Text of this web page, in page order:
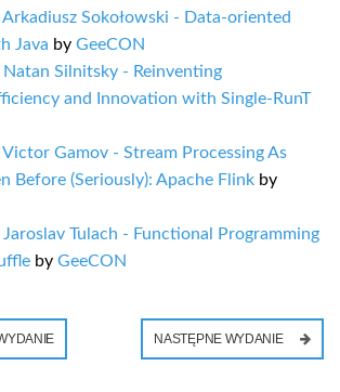
Sokołowski - Data-oriented
Java by GeeCON
Silnitsky - Reinventing
and Innovation with Single-RunT
Gamov - Stream Processing As
Before (Seriously): Apache Flink by
Tulach - Functional Programming
by GeeCON
NASTĘPNE WYDANIE